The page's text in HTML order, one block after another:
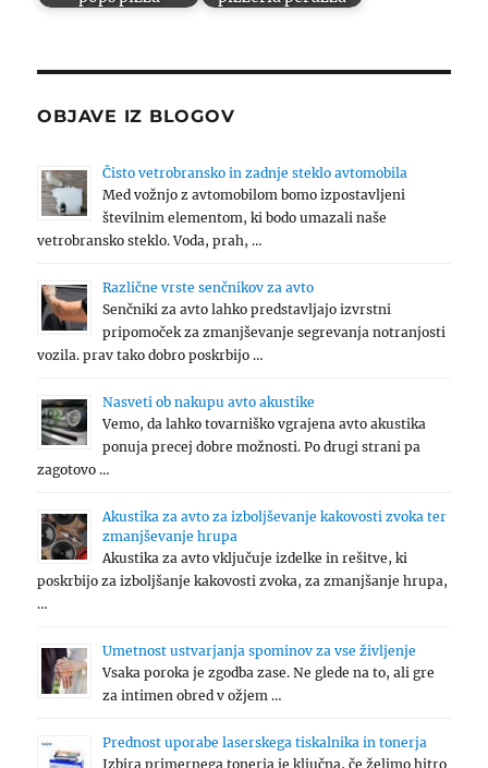
OBJAVE IZ BLOGOV
Čisto vetrobransko in zadnje steklo avtomobila
Med vožnjo z avtomobilom bomo izpostavljeni
številnim elementom, ki bodo umazali naše
vetrobransko steklo. Voda, prah, …
Različne vrste senčnikov za avto
Senčniki za avto lahko predstavljajo izvrstni
pripomoček za zmanjševanje segrevanja notranjosti
vozila. prav tako dobro poskrbijo …
Nasveti ob nakupu avto akustike
Vemo, da lahko tovarniško vgrajena avto akustika
ponuja precej dobre možnosti. Po drugi strani pa
zagotovo …
Akustika za avto za izboljševanje kakovosti zvoka ter
zmanjševanje hrupa
Akustika za avto vključuje izdelke in rešitve, ki
poskrbijo za izboljšanje kakovosti zvoka, za zmanjšanje hrupa,
…
Umetnost ustvarjanja spominov za vse življenje
Vsaka poroka je zgodba zase. Ne glede na to, ali gre
za intimen obred v ožjem …
Prednost uporabe laserskega tiskalnika in tonerja
Izbira primernega tonerja je ključna, če želimo hitro